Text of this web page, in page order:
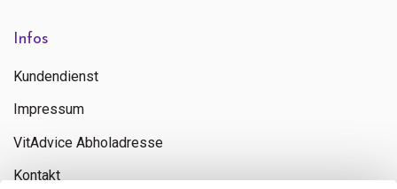
Infos
Kundendienst
Impressum
VitAdvice Abholadresse
Kontakt